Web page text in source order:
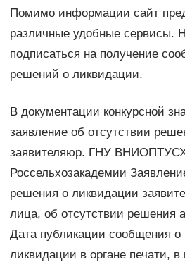
Помимо информации сайт
различные удобные сервисы.
подписаться на получение
решений о ликвидации.
В документации конкурсной
заявление об отсутствии
заявителяюр. ГНУ
Россельхозакадемии
решения о ликвидации
лица, об отсутствии решения
Дата публикации сообщения
ликвидации в органе печати,